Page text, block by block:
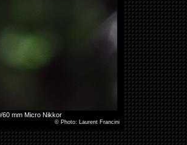
60 mm Micro Nikkor
© Photo: Laurent Francini